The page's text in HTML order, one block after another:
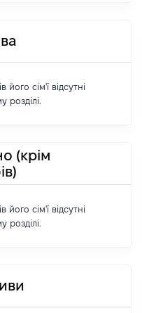
сім'ї відсутні
розділі.
(крім
сім'ї відсутні
розділі.